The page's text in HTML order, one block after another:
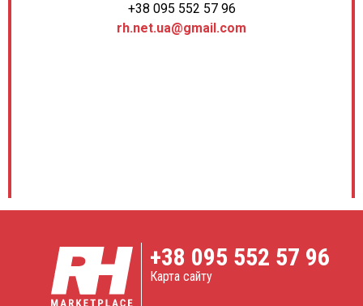
+38 095 552 57 96
rh.net.ua@gmail.com
+38 095 552 57 96
Карта сайту